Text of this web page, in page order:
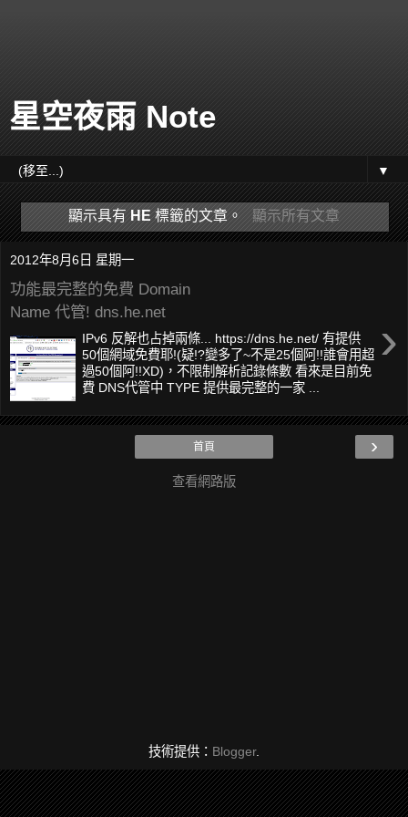
星空夜雨 Note
▼
顯示具有 HE 標籤的文章。 顯示所有文章
2012年8月6日 星期一
功能最完整的免費 Domain
Name 代管! dns.he.net
›
IPv6 反解也占掉兩條... https://dns.he.net/ 有提供
50個網域免費耶!(疑!?變多了~不是25個阿!!誰會用超
過50個阿!!XD)，不限制解析記錄條數 看來是目前免
費 DNS代管中 TYPE 提供最完整的一家 ...
›
首頁
查看網路版
技術提供： Blogger.